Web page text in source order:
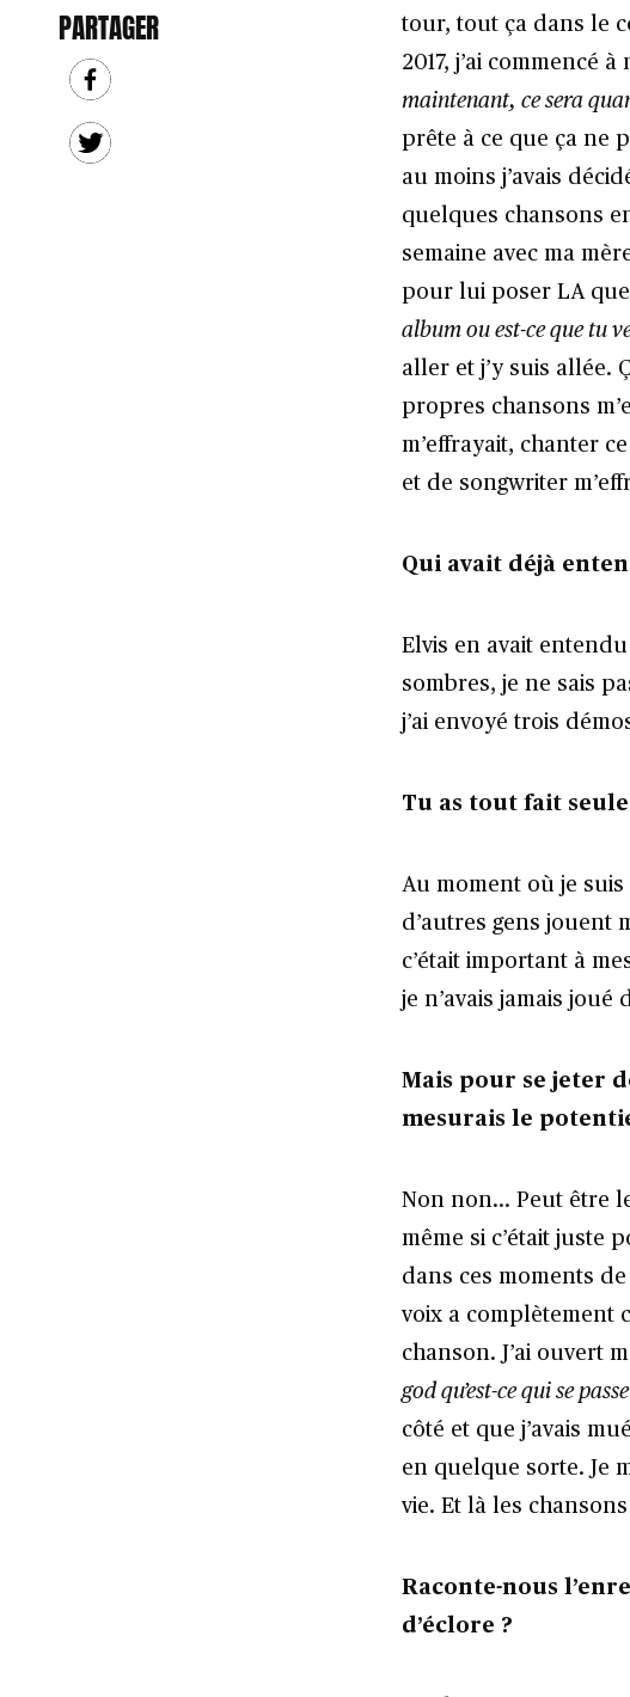
PARTAGER
tour, tout ça dans le
2017, j’ai commencé à
maintenant, ce sera
prête à ce que ça ne
au moins j’avais
quelques chansons
semaine avec ma
pour lui poser LA
album ou est-ce que tu
aller et j’y suis allée.
propres chansons
m’effrayait, chanter
et de songwriter
Qui avait déjà
Elvis en avait
sombres, je ne sais
j’ai envoyé trois
Tu as tout fait
Au moment où je suis
d’autres gens jouent
c’était important à
je n’avais jamais
Mais pour se jeter
mesurais le
Non non… Peut être
même si c’était juste
dans ces moments
voix a complètement
chanson. J’ai ouvert
god qu’est-ce qui se
côté et que j’avais
en quelque sorte. Je
vie. Et là les
Raconte-nous
d’éclore ?